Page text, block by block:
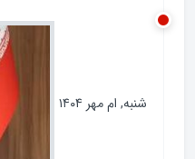
فرمانداران